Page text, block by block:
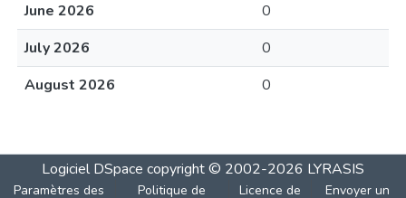
June 2026
0
July 2026
0
August 2026
0
Logiciel DSpace copyright © 2002-2026 LYRASIS
Paramètres des Politique de Licence de Envoyer un